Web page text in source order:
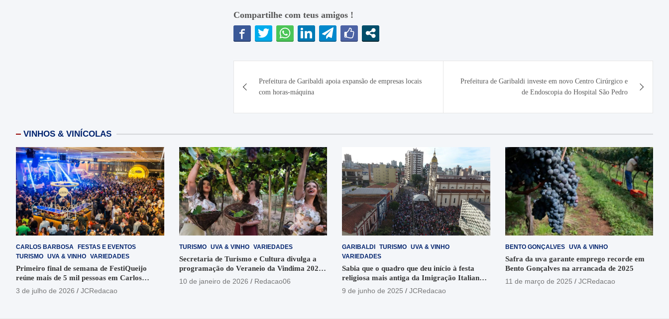
Compartilhe com teus amigos !
de
Post
Prefeitura de Garibaldi apoia expansão de empresas locais
com horas-máquina
Prefeitura de Garibaldi investe em novo Centro Cirúrgico e
de Endoscopia do Hospital São Pedro
VINHOS & VINÍCOLAS
CARLOS BARBOSA
FESTAS E EVENTOS
TURISMO UVA & VINHO VARIEDADES
Primeiro final de semana de FestiQueijo
reúne mais de 5 mil pessoas em Carlos
Barbosa
3 de julho de 2026 JCRedacao
TURISMO UVA & VINHO VARIEDADES
Secretaria de Turismo e Cultura divulga a
programação do Veraneio da Vindima 2026
em Garibaldi
10 de janeiro de 2026 Redacao06
GARIBALDI TURISMO UVA & VINHO
VARIEDADES
Sabia que o quadro que deu início à festa
religiosa mais antiga da Imigração Italiana
está no Santuário Santo Antônio
9 de junho de 2025 JCRedacao
BENTO GONÇALVES UVA & VINHO
Safra da uva garante emprego recorde em
Bento Gonçalves na arrancada de 2025
11 de março de 2025
JCRedacao